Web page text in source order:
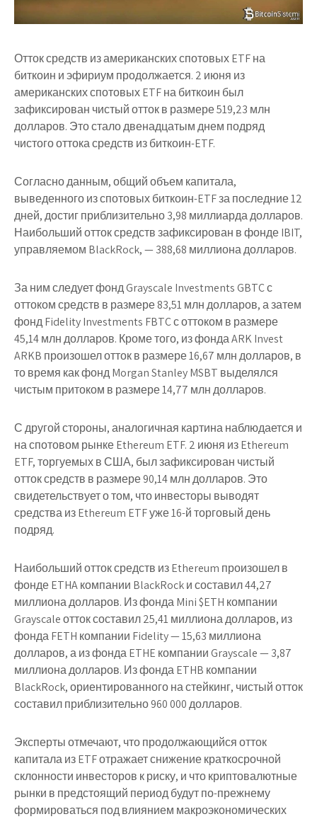
Отток средств из американских спотовых ETF на
биткоин и эфириум продолжается. 2 июня из
американских спотовых ETF на биткоин был
зафиксирован чистый отток в размере 519,23 млн
долларов. Это стало двенадцатым днем подряд
чистого оттока средств из биткоин-ETF.
Согласно данным, общий объем капитала,
выведенного из спотовых биткоин-ETF за последние 12
дней, достиг приблизительно 3,98 миллиарда долларов.
Наибольший отток средств зафиксирован в фонде IBIT,
управляемом BlackRock, — 388,68 миллиона долларов.
За ним следует фонд Grayscale Investments GBTC с
оттоком средств в размере 83,51 млн долларов, а затем
фонд Fidelity Investments FBTC с оттоком в размере
45,14 млн долларов. Кроме того, из фонда ARK Invest
ARKB произошел отток в размере 16,67 млн долларов, в
то время как фонд Morgan Stanley MSBT выделялся
чистым притоком в размере 14,77 млн долларов.
С другой стороны, аналогичная картина наблюдается и
на спотовом рынке Ethereum ETF. 2 июня из Ethereum
ETF, торгуемых в США, был зафиксирован чистый
отток средств в размере 90,14 млн долларов. Это
свидетельствует о том, что инвесторы выводят
средства из Ethereum ETF уже 16-й торговый день
подряд.
Наибольший отток средств из Ethereum произошел в
фонде ETHA компании BlackRock и составил 44,27
миллиона долларов. Из фонда Mini $ETH компании
Grayscale отток составил 25,41 миллиона долларов, из
фонда FETH компании Fidelity — 15,63 миллиона
долларов, а из фонда ETHE компании Grayscale — 3,87
миллиона долларов. Из фонда ETHB компании
BlackRock, ориентированного на стейкинг, чистый отток
составил приблизительно 960 000 долларов.
Эксперты отмечают, что продолжающийся отток
капитала из ETF отражает снижение краткосрочной
склонности инвесторов к риску, и что криптовалютные
рынки в предстоящий период будут по-прежнему
формироваться под влиянием макроэкономических